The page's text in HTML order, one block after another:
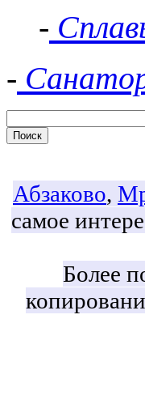
-
-
Абзаково,
самое
Более